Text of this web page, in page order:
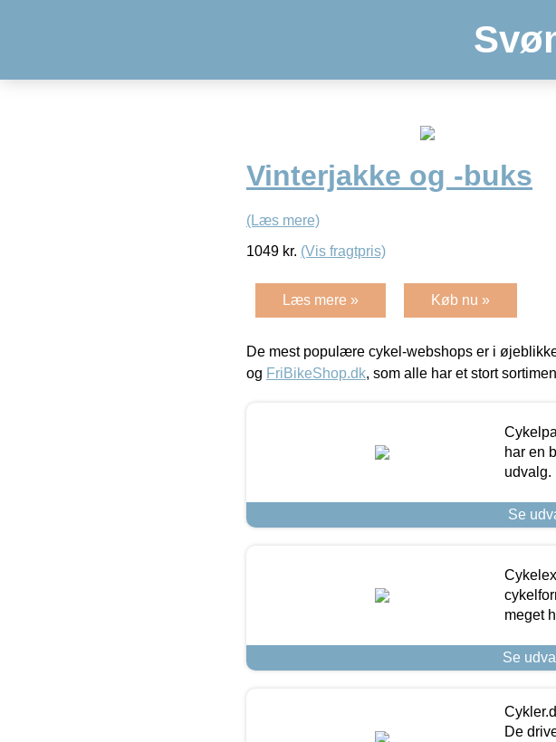
Vinterjakke og -buks
(Læs mere)
1049 kr. (Vis fragtpris)
Læs mere » Køb nu »
De mest populære cykel-webshops er i
og FriBikeShop.dk, som alle har et stort
har en
udvalg.
Se
meget
Se
De